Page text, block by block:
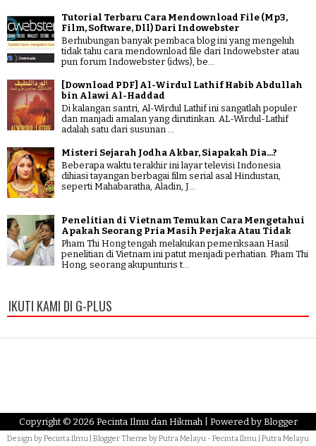
Tutorial Terbaru Cara Mendownload File (Mp3,
Film, Software, Dll) Dari Indowebster
Berhubungan banyak pembaca blog ini yang mengeluh
tidak tahu cara mendownload file dari Indowebster atau
pun forum Indowebster (idws), be...
[Download PDF] Al-Wirdul Lathif Habib Abdullah
bin Alawi Al-Haddad
Di kalangan santri, Al-Wirdul Lathif ini sangatlah populer
dan manjadi amalan yang dirutinkan. AL-Wirdul-Lathif
adalah satu dari susunan ...
Misteri Sejarah Jodha Akbar, Siapakah Dia...?
Beberapa waktu terakhir ini layar televisi Indonesia
dihiasi tayangan berbagai film serial asal Hindustan,
seperti Mahabaratha, Aladin, J...
Penelitian di Vietnam Temukan Cara Mengetahui
Apakah Seorang Pria Masih Perjaka Atau Tidak
Pham Thi Hong tengah melakukan pemeriksaan Hasil
penelitian di Vietnam ini patut menjadi perhatian. Pham Thi
Hong, seorang akupunturis t...
IKUTI KAMI DI G-PLUS
Copyright © 2026 Pecinta Ilmu dan Hikmah| Powered by Blogger
Design byPecinta Ilmu | Blogger Theme byPutra Melayu - Pecinta Ilmu Putra Melayu